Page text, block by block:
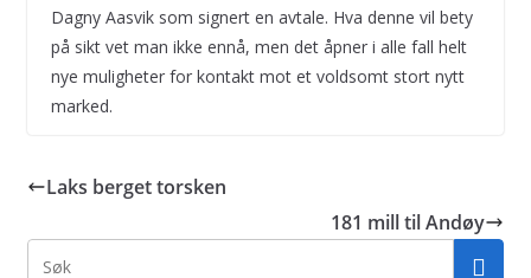
Dagny Aasvik som signert en avtale. Hva denne vil bety
på sikt vet man ikke ennå, men det åpner i alle fall helt
nye muligheter for kontakt mot et voldsomt stort nytt
marked.
Laks berget torsken
181 mill til Andøy